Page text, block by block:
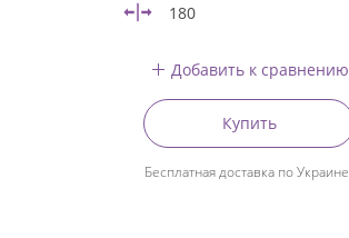
180
Добавить к сравнению
Купить
Бесплатная доставка по Украине